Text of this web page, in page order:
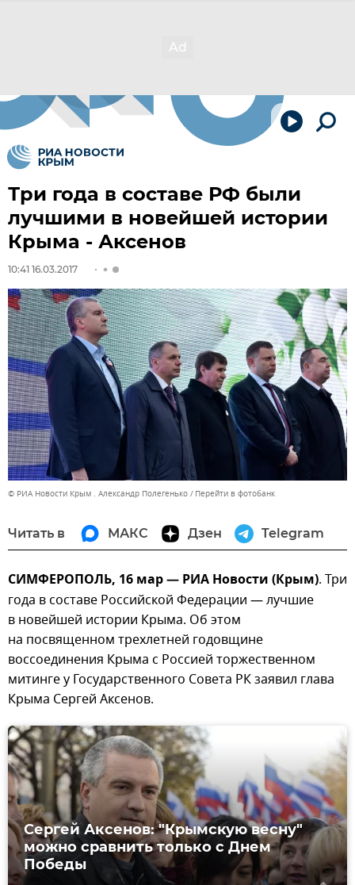
Три года в составе РФ были
лучшими в новейшей истории
Крыма - Аксенов
10:41 16.03.2017
© РИА Новости Крым . Александр Полегенько Перейти в фотобанк
Читать в МАКС Дзен Telegram
СИМФЕРОПОЛЬ, 16 мар — РИА Новости (Крым). Три
года в составе Российской Федерации — лучшие
в новейшей истории Крыма. Об этом
на посвященном трехлетней годовщине
воссоединения Крыма с Россией торжественном
митинге у Государственного Совета РК заявил глава
Крыма Сергей Аксенов.
Сергей Аксенов: "Крымскую весну"
можно сравнить только с Днем
Победы